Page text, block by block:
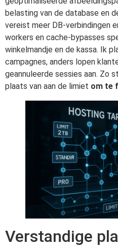
belasting van de database en
vereist meer DB-verbindingen
workers en cache-bypasses
winkelmandje en de kassa. Ik
campagnes, anders lopen
geannuleerde sessies aan. Zo
plaats van aan de limiet om te
Verstandige